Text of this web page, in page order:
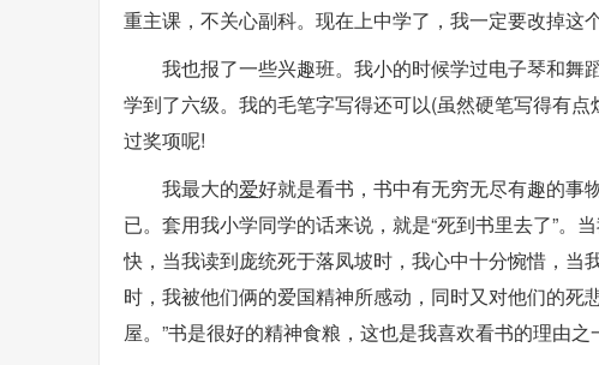
重主课，不关心副科。现在上中学了，我一定要改掉这
我也报了一些兴趣班。我小的时候学过电子琴和舞
学到了六级。我的毛笔字写得还可以(虽然硬笔写得有
过奖项呢!
我最大的爱好就是看书，书中有无穷无尽有趣的事
已。套用我小学同学的话来说，就是“死到书里去了”。
快，当我读到庞统死于落凤坡时，我心中十分惋惜，
时，我被他们俩的爱国精神所感动，同时又对他们的
屋。”书是很好的精神食粮，这也是我喜欢看书的理由之